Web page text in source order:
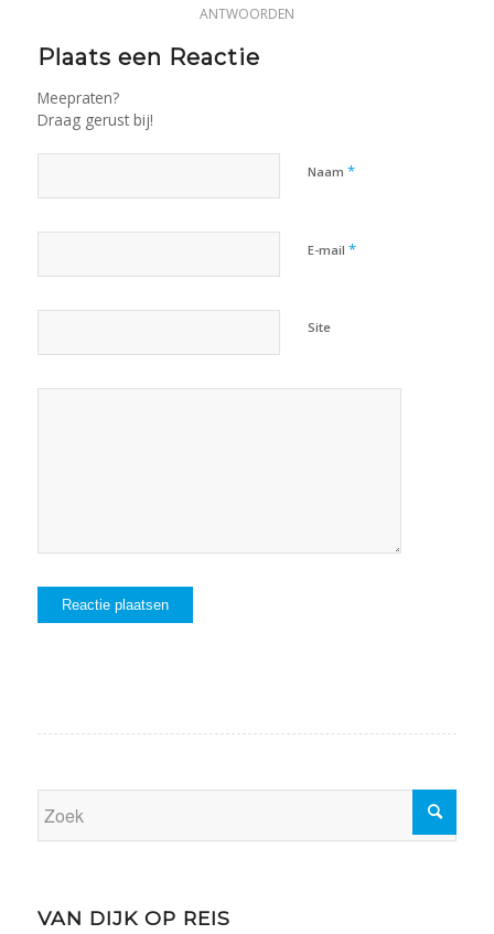
ANTWOORDEN
Plaats een Reactie
Meepraten?
Draag gerust bij!
Naam *
E-mail *
Site
VAN DIJK OP REIS